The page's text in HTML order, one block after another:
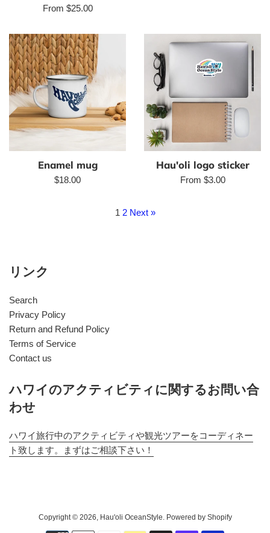
From $25.00
Enamel mug
Regular
$18.00
Hau'oli logo sticker
From $3.00
1 2 Next »
リンク
Search
Privacy Policy
Return and Refund Policy
Terms of Service
Contact us
ハワイのアクティビティに関するお問い合
わせ
ハワイ旅行中のアクティビティや観光ツアーをコーディネー
ト致します。まずはご相談下さい！
Copyright © 2026, Hau'oli OceanStyle. Powered by Shopify